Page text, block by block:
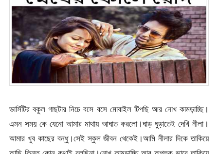
ভার্সিটির বকুল গাছটার নিচে বসে বসে মোবাইল টিপছি আর নোখ কামড়াচ্ছি।
এমন সময় কে যেনো আমার মাথায় আঘাত করলো।ঘাড় ঘুড়াতেই দেখি নীলা।
আমার খুব কাছের বন্ধু।সেই স্কুল জীবন থেকেই।আমি নীলার দিকে তাকিয়ে